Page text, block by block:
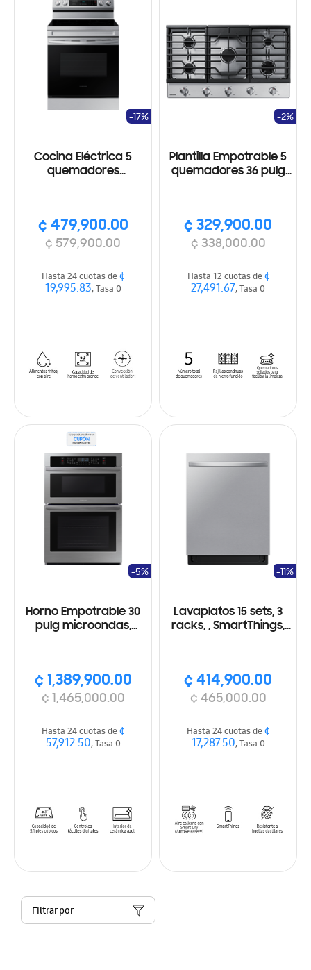
Cocina Eléctrica 5
quemadores
¢ 479,900.00
¢ 579,900.00
-17%
Hasta 24 cuotas de¢
19,995.83, Tasa 0
Plantilla Empotrable 5
quemadores 36 pulg
¢ 329,900.00
¢ 338,000.00
-2%
Hasta 12 cuotas de¢
27,491.67, Tasa 0
Horno Empotrable 30
pulg microondas,
¢ 1,389,900.00
¢ 1,465,000.00
-5%
Hasta 24 cuotas de¢
57,912.50, Tasa 0
Lavaplatos 15 sets, 3
racks, , SmartThings,
vapor, acero inox
¢ 414,900.00
¢ 465,000.00
-11%
Hasta 24 cuotas de¢
17,287.50, Tasa 0
Filtrar por